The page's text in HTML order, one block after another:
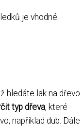
je vhodné
hledáte lak na dřevo
typ dřeva, které
například dub. Dále